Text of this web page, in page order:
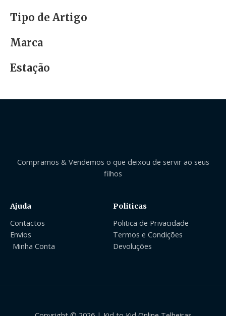
Tipo de Artigo
Marca
Estação
Compramos & Vendemos o que deixou de servir ao seus
filhos
Ajuda
Contactos
Envios
Minha Conta
Politicas
Politica de Privacidade
Termos e Condições
Devoluções